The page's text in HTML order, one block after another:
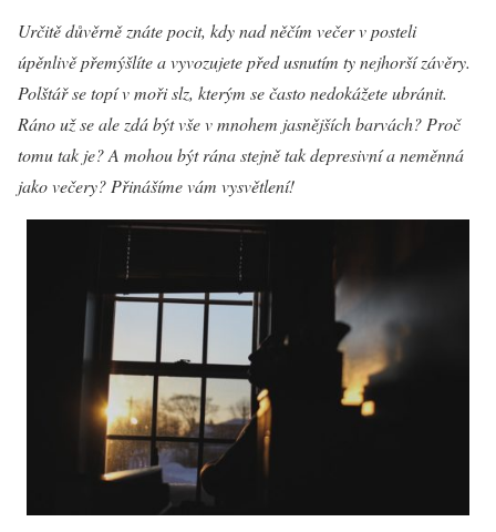
Určitě důvěrně znáte pocit, kdy nad něčím večer v posteli
úpěnlivě přemýšlíte a vyvozujete před usnutím ty nejhorší závěry.
Polštář se topí v moři slz, kterým se často nedokážete ubránit.
Ráno už se ale zdá být vše v mnohem jasnějších barvách? Proč
tomu tak je? A mohou být rána stejně tak depresivní a neměnná
jako večery? Přinášíme vám vysvětlení!